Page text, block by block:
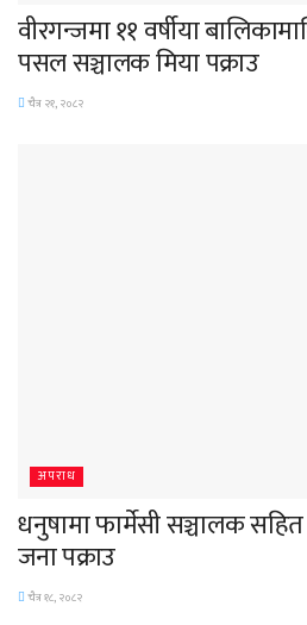
वीरगन्जमा ११ वर्षीया
पसल सञ्चालक मिया पक्राउ
चैत्र २१, २०८२
अपराध
धनुषामा फार्मेसी सञ्चालक
जना पक्राउ
चैत्र १८, २०८२